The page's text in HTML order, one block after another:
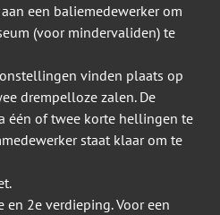
een baliemedewerker om
(voor mindervaliden) te
vinden plaats op
drempelloze zalen. De
één of twee korte hellingen te
staat klaar om te
en 2e verdieping. Voor een